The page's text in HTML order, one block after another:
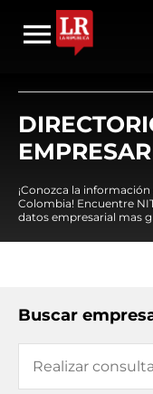
¡Conozca la
Colombia! Encuentre
datos empresarial mas
Buscar